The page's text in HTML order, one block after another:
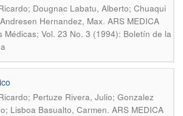
Dougnac Labatu, Alberto; Chuaqui
Hernandez, Max. ARS MEDICA
Médicas; Vol. 23 No. 3 (1994): Boletín de la
Pertuze Rivera, Julio; Gonzalez
Lisboa Basualto, Carmen. ARS MEDICA